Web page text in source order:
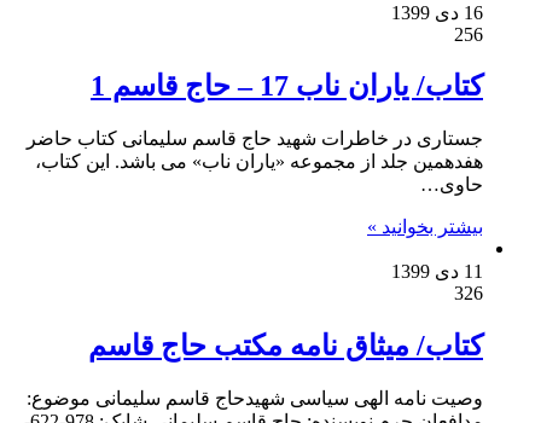
16 دی 1399
256
کتاب/ یاران ناب 17 – حاج قاسم 1
جستاری در خاطرات شهید حاج قاسم سلیمانی کتاب حاضر
هفدهمین جلد از مجموعه «یاران ناب» می باشد. این کتاب،
حاوی…
بیشتر بخوانید »
11 دی 1399
326
کتاب/ میثاق نامه مکتب حاج قاسم
وصیت نامه الهی سیاسی شهیدحاج قاسم سلیمانی موضوع: